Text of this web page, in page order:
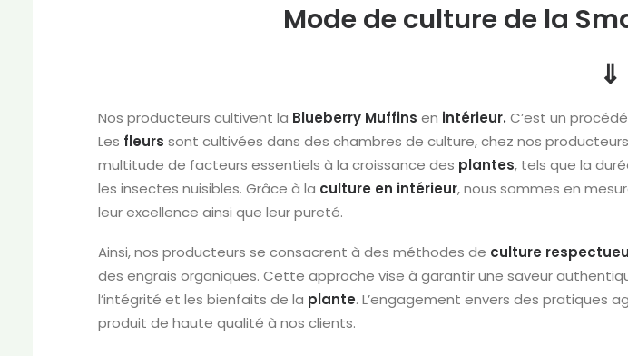
Mode de culture de la
⇓
Nos producteurs cultivent la Blueberry Muffins en intérieur. C’est un
Les fleurs sont cultivées dans des chambres de culture, chez nos
multitude de facteurs essentiels à la croissance des plantes, tels que la
les insectes nuisibles. Grâce à la culture en intérieur, nous sommes en
leur excellence ainsi que leur pureté.
Ainsi, nos producteurs se consacrent à des méthodes de culture
des engrais organiques. Cette approche vise à garantir une saveur
l’intégrité et les bienfaits de la plante. L’engagement envers des pratiques
produit de haute qualité à nos clients.